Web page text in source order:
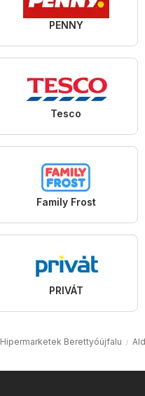
PENNY
Tesco
Family Frost
PRIVÁT
Hipermarketek Berettyóújfalu